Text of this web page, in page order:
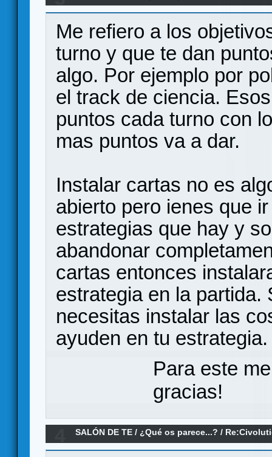
Me refiero a los
turno y que te dan
algo. Por ejemplo por
el track de ciencia.
puntos cada turno con
mas puntos va a dar.
Instalar cartas no es
abierto pero ienes que
estrategias que hay y
abandonar
cartas entonces
estrategia en la
necesitas instalar las
ayuden en tu estrategia.
Para este
gracias!
SALÓN DE TE / ¿Qué os parece...? /